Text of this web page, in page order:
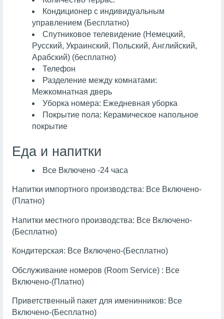
Кондиционер с индивидуальным
управлением (Бесплатно)
Спутниковое телевидение (Немецкий,
Русский, Украинский, Польский, Английский,
Арабский) (бесплатно)
Телефон
Разделение между комнатами:
Межкомнатная дверь
Уборка номера: Ежедневная уборка
Покрытие пола: Керамическое напольное
покрытие
Еда и напитки
Все Включено -24 часа
Напитки импортного производства: Все Включено-
(Платно)
Напитки местного производства: Все Включено-
(Бесплатно)
Кондитерская: Все Включено-(Бесплатно)
Обслуживание номеров (Room Service) : Все
Включено-(Платно)
Приветственный пакет для именинников: Все
Включено-(Бесплатно)